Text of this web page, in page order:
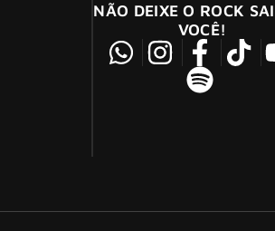
NÃO DEIXE O ROCK
VOCÊ!